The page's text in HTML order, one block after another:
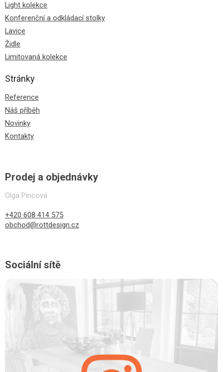
Light kolekce
Konferenční a odkládací stolky
Lavice
Židle
Limitovaná kolekce
Stránky
Reference
Náš příběh
Novinky
Kontakty
Prodej a objednávky
Olga Pincová
+420 608 414 575
obchod@rottdesign.cz
Sociální sítě